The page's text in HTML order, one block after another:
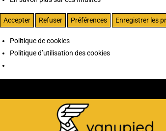
Accepter Refuser Préférences Enregistrer les
Politique de cookies
Politique d’utilisation des cookies